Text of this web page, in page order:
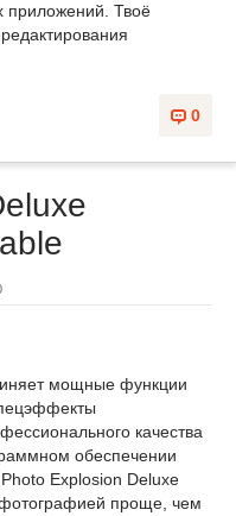
приложений. Твоё
0
мощные функции
качества
обеспечении
Explosion Deluxe
проще, чем